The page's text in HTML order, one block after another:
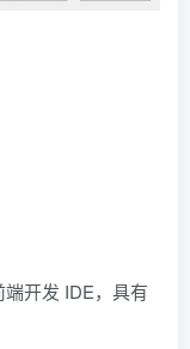
端开发 IDE，具有